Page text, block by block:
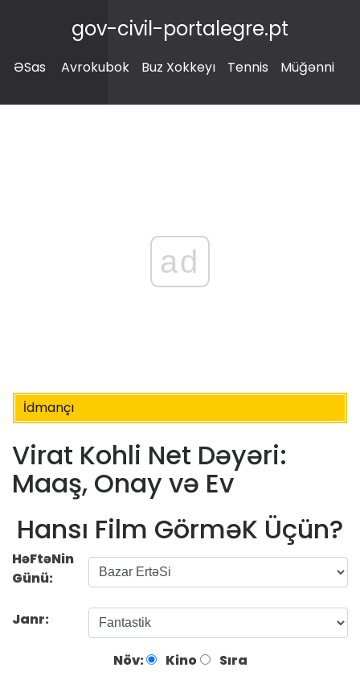
gov-civil-portalegre.pt
ƏSas Avrokubok Buz Xokkeyı Tennis Müğənni
ad
İdmançı
Virat Kohli Net Dəyəri:
Maaş, Onay və Ev
Hansı Film GörməK Üçün?
HəFtəNin
Günü:
Janr:
Növ: Kino Sıra